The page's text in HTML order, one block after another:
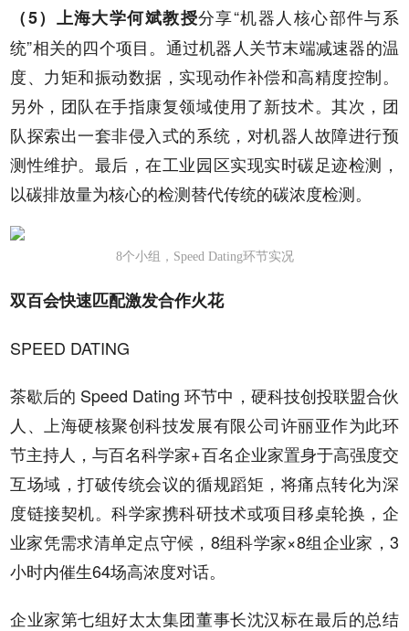
（5）上海大学何斌教授分享“机器人核心部件与系
统”相关的四个项目。通过机器人关节末端减速器的温
度、力矩和振动数据，实现动作补偿和高精度控制。
另外，团队在手指康复领域使用了新技术。其次，团
队探索出一套非侵入式的系统，对机器人故障进行预
测性维护。最后，在工业园区实现实时碳足迹检测，
以碳排放量为核心的检测替代传统的碳浓度检测。
8个小组，Speed Dating环节实况
双百会快速匹配激发合作火花
SPEED DATING
茶歇后的 Speed Dating 环节中，硬科技创投联盟合伙
人、上海硬核聚创科技发展有限公司许丽亚作为此环
节主持人，与百名科学家+百名企业家置身于高强度交
互场域，打破传统会议的循规蹈矩，将痛点转化为深
度链接契机。科学家携科研技术或项目移桌轮换，企
业家凭需求清单定点守候，8组科学家×8组企业家，3
小时内催生64场高浓度对话。
企业家第七组好太太集团董事长沈汉标在最后的总结